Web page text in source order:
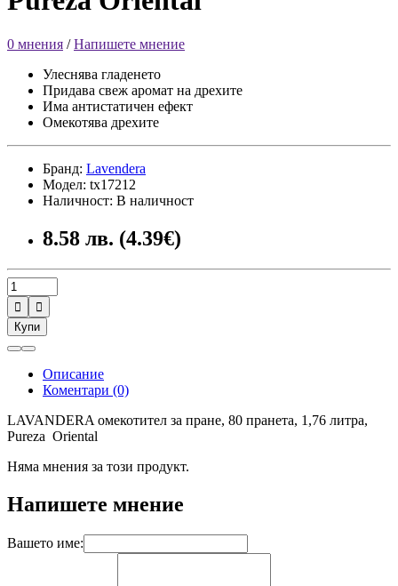
0 мнения /Напишете мнение
Улеснява гладенето
Придава свеж аромат на дрехите
Има антистатичен ефект
Омекотява дрехите
Бранд: Lavendera
Модел: tx17212
Наличност: В наличност
8.58 лв. (4.39€)


Купи
Описание
Коментари (0)
LAVANDERA омекотител за пране, 80 пранета, 1,76 литра,
Pureza Oriental
Няма мнения за този продукт.
Напишете мнение
Вашето име: